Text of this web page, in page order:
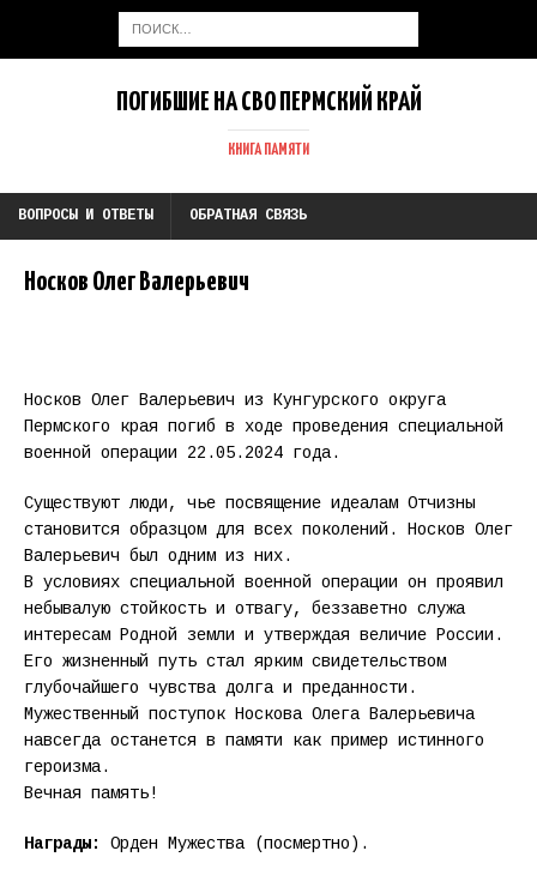
ПОГИБШИЕ НА СВО ПЕРМСКИЙ КРАЙ
КНИГА ПАМЯТИ
ВОПРОСЫ И ОТВЕТЫ ОБРАТНАЯ СВЯЗЬ
Носков Олег Валерьевич
Носков Олег Валерьевич из Кунгурского округа
Пермского края погиб в ходе проведения специальной
военной операции 22.05.2024 года.
Существуют люди, чье посвящение идеалам Отчизны
становится образцом для всех поколений. Носков Олег
Валерьевич был одним из них.
В условиях специальной военной операции он проявил
небывалую стойкость и отвагу, беззаветно служа
интересам Родной земли и утверждая величие России.
Его жизненный путь стал ярким свидетельством
глубочайшего чувства долга и преданности.
Мужественный поступок Носкова Олега Валерьевича
навсегда останется в памяти как пример истинного
героизма.
Вечная память!
Награды: Орден Мужества (посмертно).